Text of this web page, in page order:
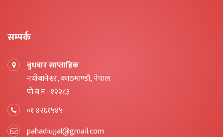
सम्पर्क
बुधवार साप्ताहिक
नयाँबानेश्वर, काठमाण्डौं, नेपाल
पो.ब.न : १२२८३
०१ ४२६१५४५
pahadiujjal@gmail.com